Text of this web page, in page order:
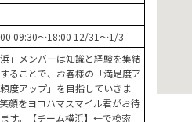
09:30～18:00 12/31～1/3
浜」メンバーは知識と経験を集結
ることで、お客様の「満足度ア
度アップ」を目指していきま
顔をヨコハマスマイル君がお待
す。【チーム横浜】←で検索